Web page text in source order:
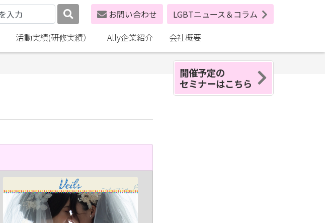
お問い合わせ
LGBTニュース＆コラム
活動実績(研修実績） Ally企業紹介 会社概要
開催予定の
セミナーはこちら